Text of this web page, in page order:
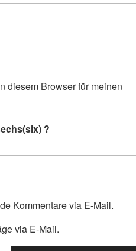
diesem Browser für meinen
?
Kommentare via E-Mail.
via E-Mail.